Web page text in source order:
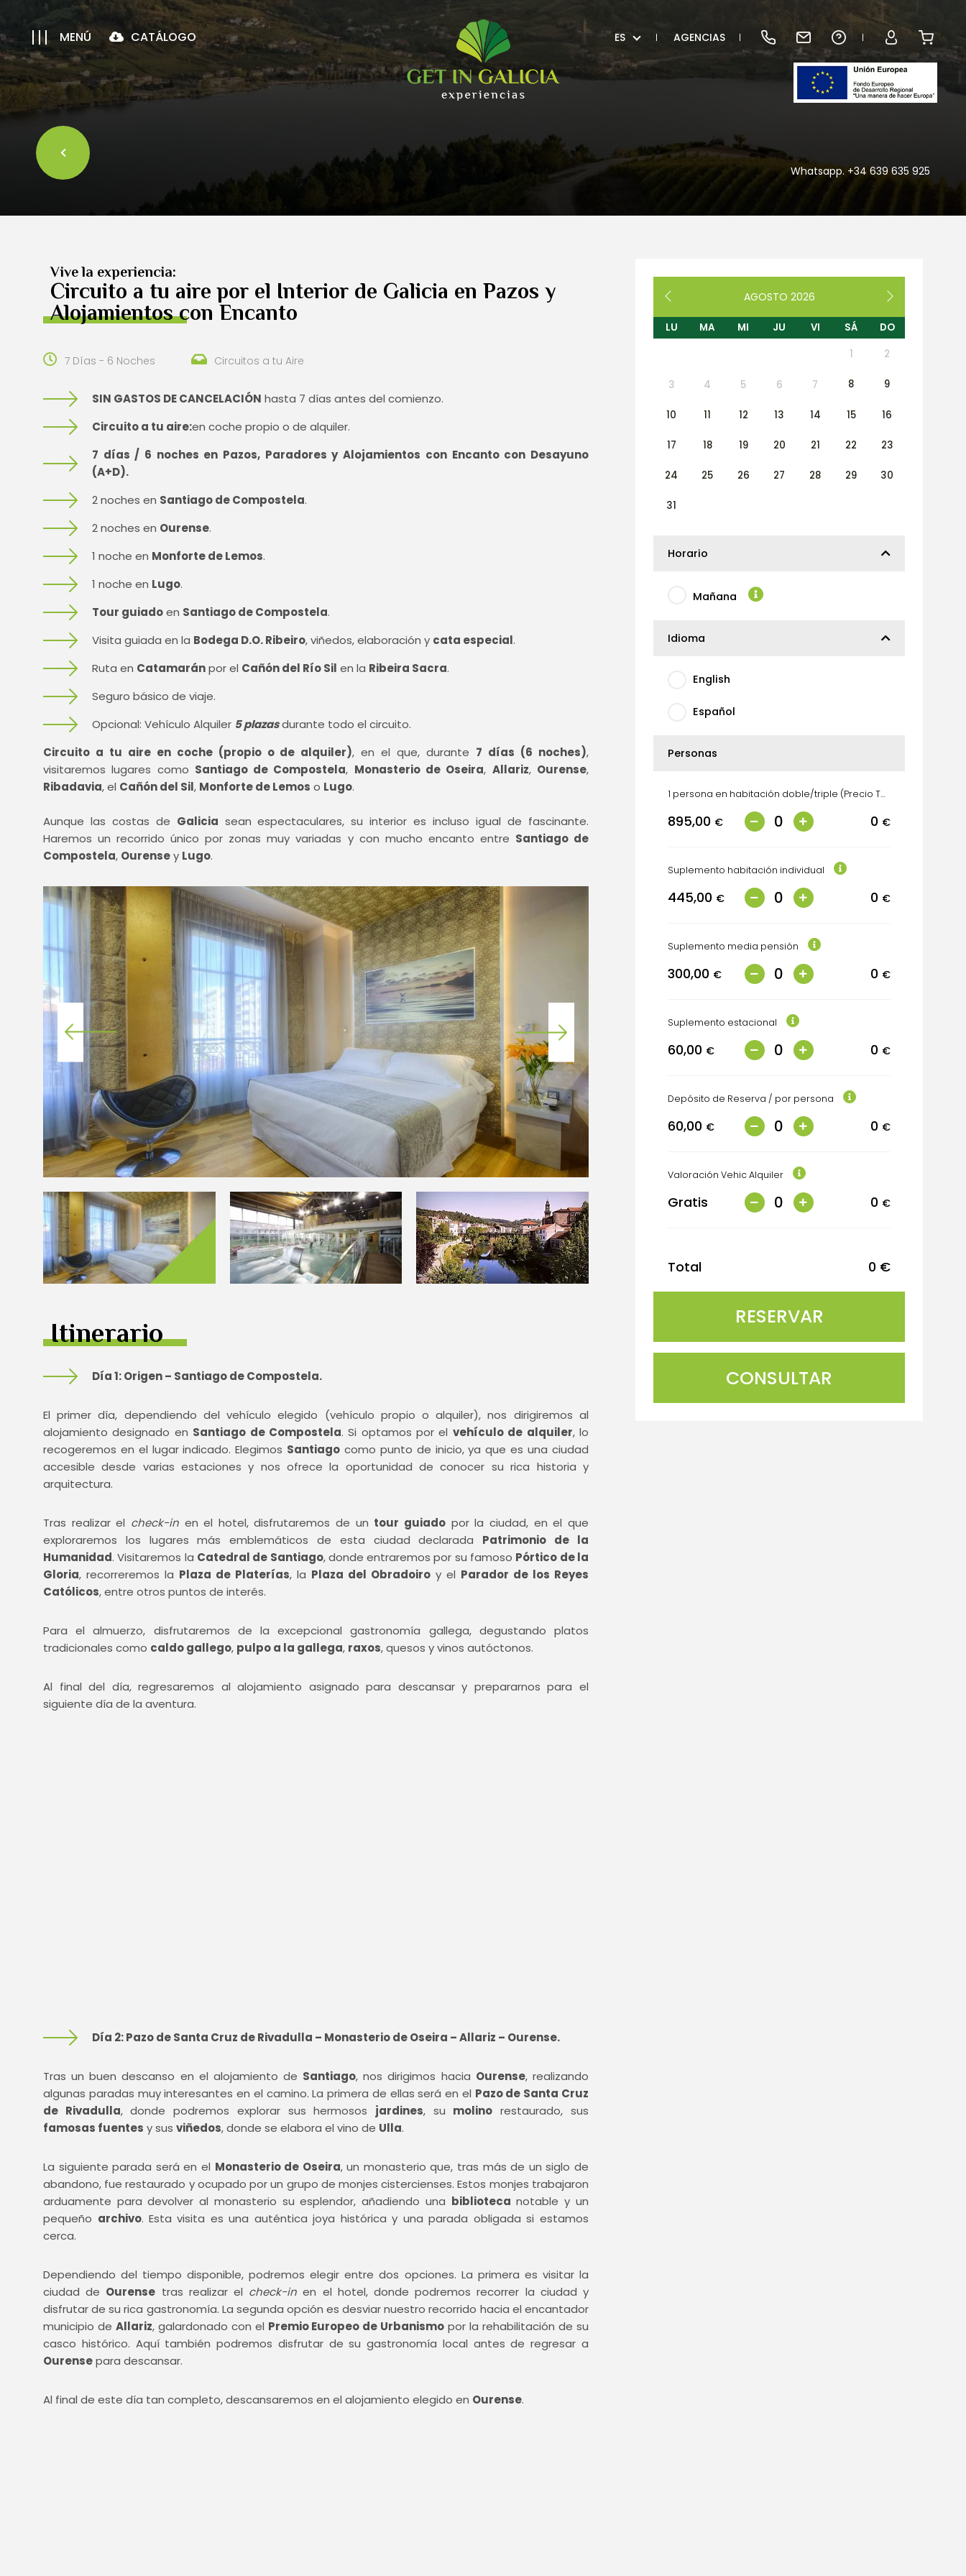
MENÚ CATÁLOGO ES AGENCIAS
Whatsapp. +34 639 635 925
Vive la experiencia:
Circuito a tu aire por el Interior de Galicia en Pazos y
Alojamientos con Encanto
AGOSTO 2026
LU MA MI JU VI SÁ
DO
1
2
3 4 5 6 7 8 9
10 11 12 13 14 15 16
17 18 19 20 21 22 23
24 25 26 27 28 29 30
31
Horario
Mañana
Idioma
English
Español
Personas
1 persona en habitación doble/triple (Precio Total)
895,00 € 0 €
Suplemento habitación individual
445,00 € 0 €
Suplemento media pensión
300,00 € 0 €
Suplemento estacional
60,00 € 0 €
Depósito de Reserva / por persona
60,00 € 0 €
Valoración Vehic Alquiler
Gratis 0 €
Total 0 €
CONSULTAR
7 Días - 6 Noches Circuitos a tu Aire
SIN GASTOS DE CANCELACIÓN hasta 7 días antes del comienzo.
Circuito a tu aire:en coche propio o de alquiler.
7 días / 6 noches en Pazos, Paradores y Alojamientos con Encanto con Desayuno
(A+D).
2 noches en Santiago de Compostela.
2 noches en Ourense.
1 noche en Monforte de Lemos.
1 noche en Lugo.
Tour guiadoen Santiago de Compostela.
Visita guiada en la Bodega D.O. Ribeiro, viñedos, elaboración y cata especial.
Ruta en Catamaránpor el Cañón del Río Sil en la Ribeira Sacra.
Seguro básico de viaje.
Opcional: Vehículo Alquiler 5 plazasdurante todo el circuito.
Circuito a tu aire en coche (propio o de alquiler), en el que, durante 7 días (6 noches),
visitaremos lugares como Santiago de Compostela, Monasterio de Oseira, Allariz, Ourense,
Ribadavia, el Cañón del Sil, Monforte de Lemos o Lugo.
Aunque las costas de Galicia sean espectaculares, su interior es incluso igual de fascinante.
Haremos un recorrido único por zonas muy variadas y con mucho encanto entre Santiago de
Compostela, Ourensey Lugo.
Itinerario
Día 1: Origen – Santiago de Compostela.
El primer día, dependiendo del vehículo elegido (vehículo propio o alquiler), nos dirigiremos al
alojamiento designado en Santiago de Compostela. Si optamos por el vehículo de alquiler, lo
recogeremos en el lugar indicado. Elegimos Santiago como punto de inicio, ya que es una ciudad
accesible desde varias estaciones y nos ofrece la oportunidad de conocer su rica historia y
arquitectura.
Tras realizar el check-inen el hotel, disfrutaremos de un tour guiado por la ciudad, en el que
exploraremos los lugares más emblemáticos de esta ciudad declarada Patrimonio de la
Humanidad. Visitaremos la Catedral de Santiago, donde entraremos por su famoso Pórtico de la
Gloria, recorreremos la Plaza de Platerías, la Plaza del Obradoiroy el Parador de los Reyes
Católicos, entre otros puntos de interés.
Para el almuerzo, disfrutaremos de la excepcional gastronomía gallega, degustando platos
tradicionales como caldo gallego, pulpo a la gallega, raxos, quesos y vinos autóctonos.
Al final del día, regresaremos al alojamiento asignado para descansar y prepararnos para el
siguiente día de la aventura.
Día 2: Pazo de Santa Cruz de Rivadulla – Monasterio de Oseira – Allariz – Ourense.
Tras un buen descanso en el alojamiento de Santiago, nos dirigimos hacia Ourense, realizando
algunas paradas muy interesantes en el camino. La primera de ellas será en el Pazo de Santa Cruz
de Rivadulla, donde podremos explorar sus hermosos jardines, su molino restaurado, sus
famosas fuentes y sus viñedos, donde se elabora el vino de Ulla.
La siguiente parada será en el Monasterio de Oseira, un monasterio que, tras más de un siglo de
abandono, fue restaurado y ocupado por un grupo de monjes cistercienses. Estos monjes trabajaron
arduamente para devolver al monasterio su esplendor, añadiendo una biblioteca notable y un
pequeño archivo. Esta visita es una auténtica joya histórica y una parada obligada si estamos
cerca.
Dependiendo del tiempo disponible, podremos elegir entre dos opciones. La primera es visitar la
ciudad de Ourense tras realizar el check-in en el hotel, donde podremos recorrer la ciudad y
disfrutar de su rica gastronomía. La segunda opción es desviar nuestro recorrido hacia el encantador
municipio de Allariz, galardonado con el Premio Europeo de Urbanismo por la rehabilitación de su
casco histórico. Aquí también podremos disfrutar de su gastronomía local antes de regresar a
Ourensepara descansar.
Al final de este día tan completo, descansaremos en el alojamiento elegido en Ourense.